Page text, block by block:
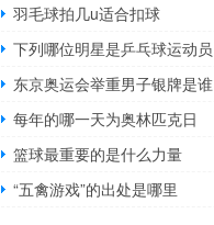
羽毛球拍几u适合扣球
下列哪位明星是乒乓球运动员
东京奥运会举重男子银牌是谁
每年的哪一天为奥林匹克日
篮球最重要的是什么力量
“五禽游戏”的出处是哪里